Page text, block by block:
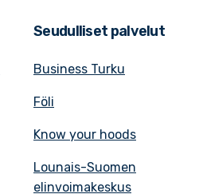
Seudulliset palvelut
Business Turku
Föli
Know your hoods
Lounais-Suomen
elinvoimakeskus